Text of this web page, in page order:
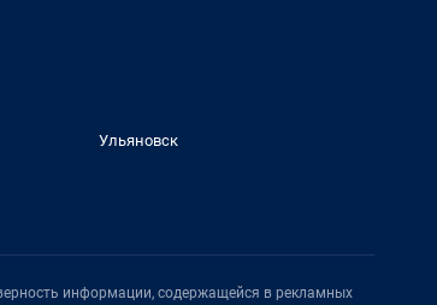
Ульяновск
информации, содержащейся в рекламных